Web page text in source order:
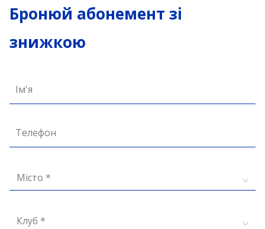
Бронюй абонемент зі
знижкою
Ім'я
Телефон
Місто *
Клуб *